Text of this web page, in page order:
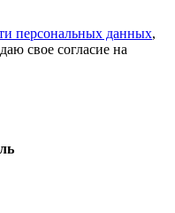
персональных данных,
свое согласие на